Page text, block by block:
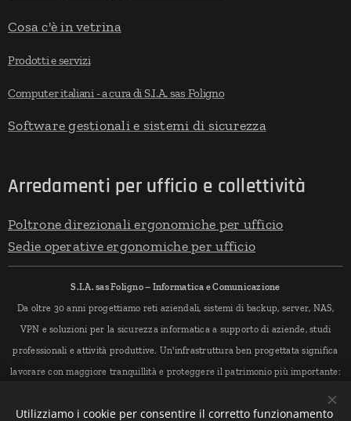
Cosa c'è in vetrina
Prodotti e servizi
Computer italiani - a cura di S.I.A. sas Foligno
Software gestionali e sistemi di sicurezza
Arredamenti per ufficio e collettività
Poltrone direzionali ergonomiche per ufficio
Sedie operative ergonomiche per ufficio
S.I.A. sas Foligno – Informatica e Comunicazione
Da oltre 30 anni progettiamo reti aziendali, sistemi di backup, server, NAS,
VPN e soluzioni per la sicurezza informatica a supporto di aziende, studi
professionali e attività produttive. Un'infrastruttura ben progettata significa
lavorare con maggiore tranquillità e proteggere il patrimonio più importante:
Utilizziamo i cookie per consentire il corretto funzionamento